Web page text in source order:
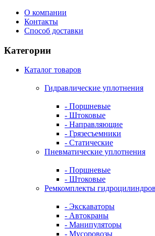
О компании
Контакты
Способ доставки
Категории
Каталог товаров
Гидравлические уплотнения
- Поршневые
- Штоковые
- Направляющие
- Грязесъемники
- Cтатические
Пневматические уплотнения
- Поршневые
- Штоковые
Ремкомплекты гидроцилиндров
- Экскаваторы
- Автокраны
- Манипуляторы
- Мусоровозы